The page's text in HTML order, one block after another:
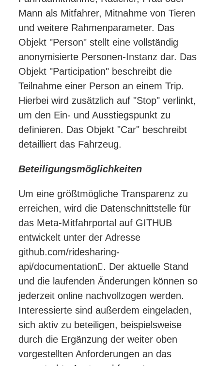
Mann als Mitfahrer, Mitnahme von Tieren
und weitere Rahmenparameter. Das
Objekt "Person" stellt eine vollständig
anonymisierte Personen-Instanz dar. Das
Objekt "Participation" beschreibt die
Teilnahme einer Person an einem Trip.
Hierbei wird zusätzlich auf "Stop" verlinkt,
um den Ein- und Ausstiegspunkt zu
definieren. Das Objekt "Car" beschreibt
detailliert das Fahrzeug.
Beteiligungsmöglichkeiten
Um eine größtmögliche Transparenz zu
erreichen, wird die Datenschnittstelle für
das Meta-Mitfahrportal auf GITHUB
entwickelt unter der Adresse
github.com/ridesharing-
api/documentation. Der aktuelle Stand
und die laufenden Änderungen können so
jederzeit online nachvollzogen werden.
Interessierte sind außerdem eingeladen,
sich aktiv zu beteiligen, beispielsweise
durch die Ergänzung der weiter oben
vorgestellten Anforderungen an das